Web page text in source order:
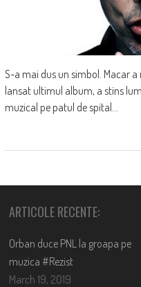
S-a mai dus un simbol. Macar
lansat ultimul album, a stins
muzical pe patul de spital...
ARTICOLE RECENTE:
Orban duce PNL la groapa pe
muzica #Rezist
March 19, 2019